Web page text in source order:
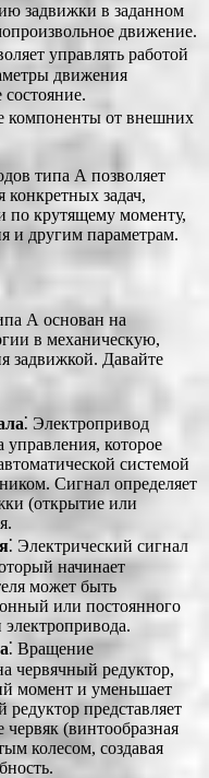
задвижки в заданном
движение.
управлять работой
движения
компоненты от внешних
типа А позволяет
конкретных задач,
по крутящему моменту,
и другим параметрам.
А основан на
в механическую,
задвижкой. Давайте
⁚ Электропривод
управления, которое
системой
Сигнал определяет
(открытие или
⁚ Электрический сигнал
начинает
может быть
или постоянного
⁚ Вращение
червячный редуктор,
момент и уменьшает
представляет
червяк (винтообразная
колесом, создавая